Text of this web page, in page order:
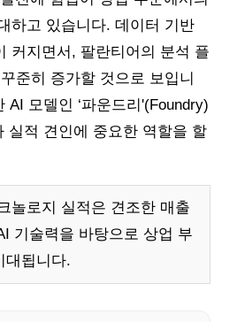
하고 있습니다. 데이터 기반
커지면서, 팔란티어의 분석 플
준히 증가할 것으로 보입니
AI 모델인 ‘파운드리'(Foundry)
실적 견인에 중요한 역할을 할
놀로지 실적은 견조한 매출
기술력을 바탕으로 상업 부
대됩니다.